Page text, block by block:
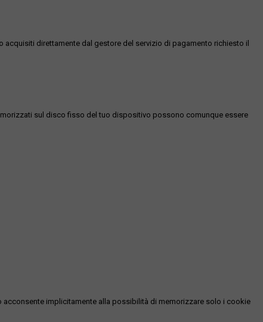
direttamente dal gestore del servizio di pagamento richiesto il
sul disco fisso del tuo dispositivo possono comunque essere
acconsente implicitamente alla possibilità di memorizzare solo i cookie